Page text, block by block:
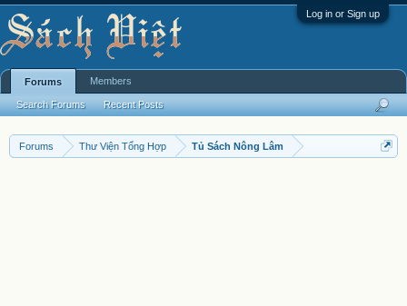
Log in or Sign up
Forums Thư Viện Tổng Hợp Tủ Sách Nông Lâm
Forums
Search Forums Recent Posts
Members